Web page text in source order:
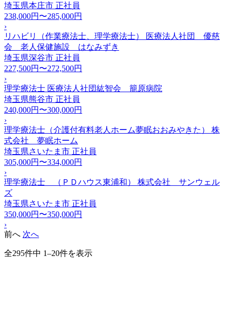
埼玉県本庄市 正社員
238,000円〜285,000円
›
リハビリ（作業療法士、理学療法士） 医療法人社団 優慈
会 老人保健施設 はなみずき
埼玉県深谷市 正社員
227,500円〜272,500円
›
理学療法士 医療法人社団紘智会 籠原病院
埼玉県熊谷市 正社員
240,000円〜300,000円
›
理学療法士（介護付有料老人ホーム夢眠おおみやきた） 株
式会社 夢眠ホーム
埼玉県さいたま市 正社員
305,000円〜334,000円
›
理学療法士 （ＰＤハウス東浦和） 株式会社 サンウェル
ズ
埼玉県さいたま市 正社員
350,000円〜350,000円
›
前へ 次へ
全295件中 1–20件を表示